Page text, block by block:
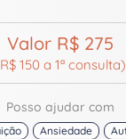
Valor R$ 275
150 a 1ª consulta)
Posso ajudar com
Ansiedade